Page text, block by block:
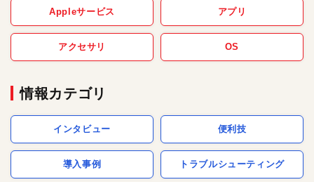
Appleサービス アプリ
アクセサリ OS
情報カテゴリ
インタビュー 便利技
導入事例 トラブルシューティング